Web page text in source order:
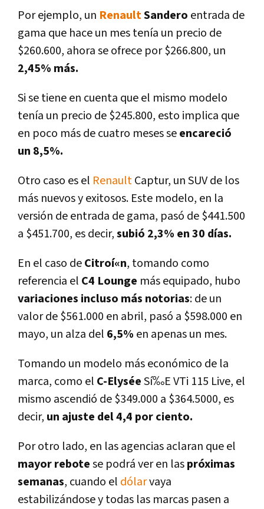
Por ejemplo, un RenaultSandero entrada de
gama que hace un mes tení­a un precio de
$260.600, ahora se ofrece por $266.800, un
2,45% más.
Si se tiene en cuenta que el mismo modelo
tení­a un precio de $245.800, esto implica que
en poco más de cuatro meses seencareció
un 8,5%.
Otro caso es el RenaultCaptur, un SUV de los
más nuevos y exitosos. Este modelo, en la
versión de entrada de gama, pasó de $441.500
a $451.700, es decir,subió 2,3% en 30 dí­as.
En el caso deCitroí«n, tomando como
referencia el C4 Lounge más equipado, hubo
variaciones incluso más notorias: de un
valor de $561.000 en abril, pasó a $598.000 en
mayo, un alza del 6,5% en apenas un mes.
Tomando un modelo más económico de la
marca, como el C-ElyséeSí‰E VTi 115 Live, el
mismo ascendió de $349.000 a $364.5000, es
decir, un ajuste del 4,4 por ciento.
Por otro lado, en las agencias aclaran que el
mayorrebotese podrá ver en laspróximas
semanas, cuando el dólarvaya
estabilizándose y todas las marcas pasen a